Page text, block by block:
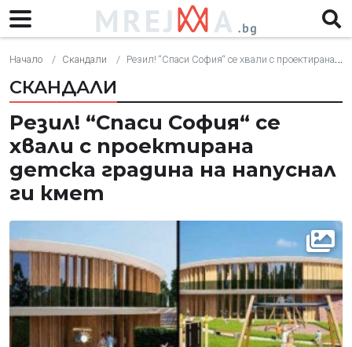
Начало Скандали Резил! “Спаси София“ се хвали с проектирана детска градина на напуснал ги кмет
СКАНДАЛИ
Резил! “Спаси София“ се
хвали с проектирана
детска градина на напуснал
ги кмет